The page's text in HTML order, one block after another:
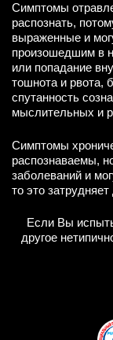
Симптомы
распознать,
выраженные и
произошедшим в
или попадание
тошнота и рвота,
спутанность
мыслительных и
Симптомы
распознаваемы,
заболеваний и
то это
Если Вы
другое